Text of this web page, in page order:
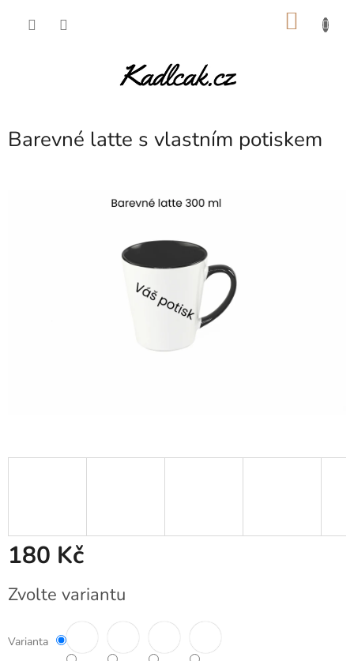
Barevné latte s vlastním potiskem
180 Kč
cena:
Zvolte variantu
Varianta